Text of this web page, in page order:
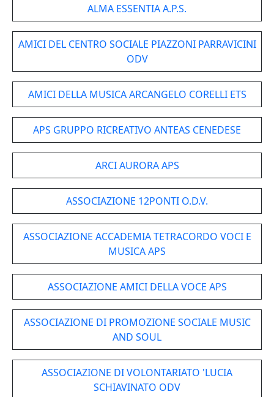
ALMA ESSENTIA A.P.S.
AMICI DEL CENTRO SOCIALE PIAZZONI PARRAVICINI
ODV
AMICI DELLA MUSICA ARCANGELO CORELLI ETS
APS GRUPPO RICREATIVO ANTEAS CENEDESE
ARCI AURORA APS
ASSOCIAZIONE 12PONTI O.D.V.
ASSOCIAZIONE ACCADEMIA TETRACORDO VOCI E
MUSICA APS
ASSOCIAZIONE AMICI DELLA VOCE APS
ASSOCIAZIONE DI PROMOZIONE SOCIALE MUSIC
AND SOUL
ASSOCIAZIONE DI VOLONTARIATO 'LUCIA
SCHIAVINATO ODV